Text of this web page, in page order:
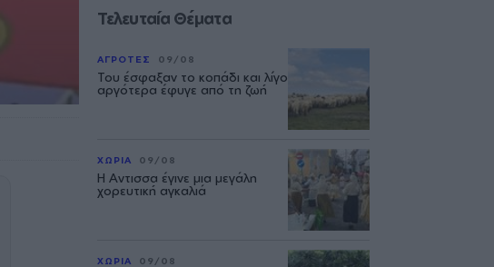
Τελευταία Θέματα
ΑΓΡΟΤΕΣ 09/08
Του έσφαξαν το κοπάδι και λίγο
αργότερα έφυγε από τη ζωή
ΧΩΡΙΑ 09/08
Η Αντισσα έγινε μια μεγάλη
χορευτική αγκαλιά
ΧΩΡΙΑ 09/08